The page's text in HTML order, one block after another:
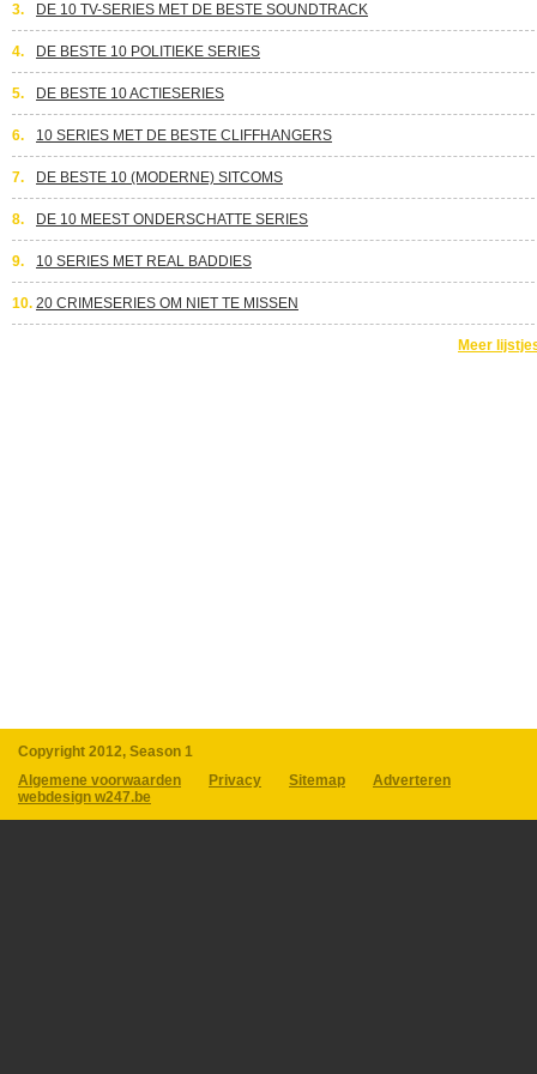
3. DE 10 TV-SERIES MET DE BESTE SOUNDTRACK
4. DE BESTE 10 POLITIEKE SERIES
5. DE BESTE 10 ACTIESERIES
6. 10 SERIES MET DE BESTE CLIFFHANGERS
7. DE BESTE 10 (MODERNE) SITCOMS
8. DE 10 MEEST ONDERSCHATTE SERIES
9. 10 SERIES MET REAL BADDIES
10. 20 CRIMESERIES OM NIET TE MISSEN
Meer
Copyright 2012, Season 1
Algemene voorwaarden
Privacy Sitemap
Adverteren
webdesign w247.be